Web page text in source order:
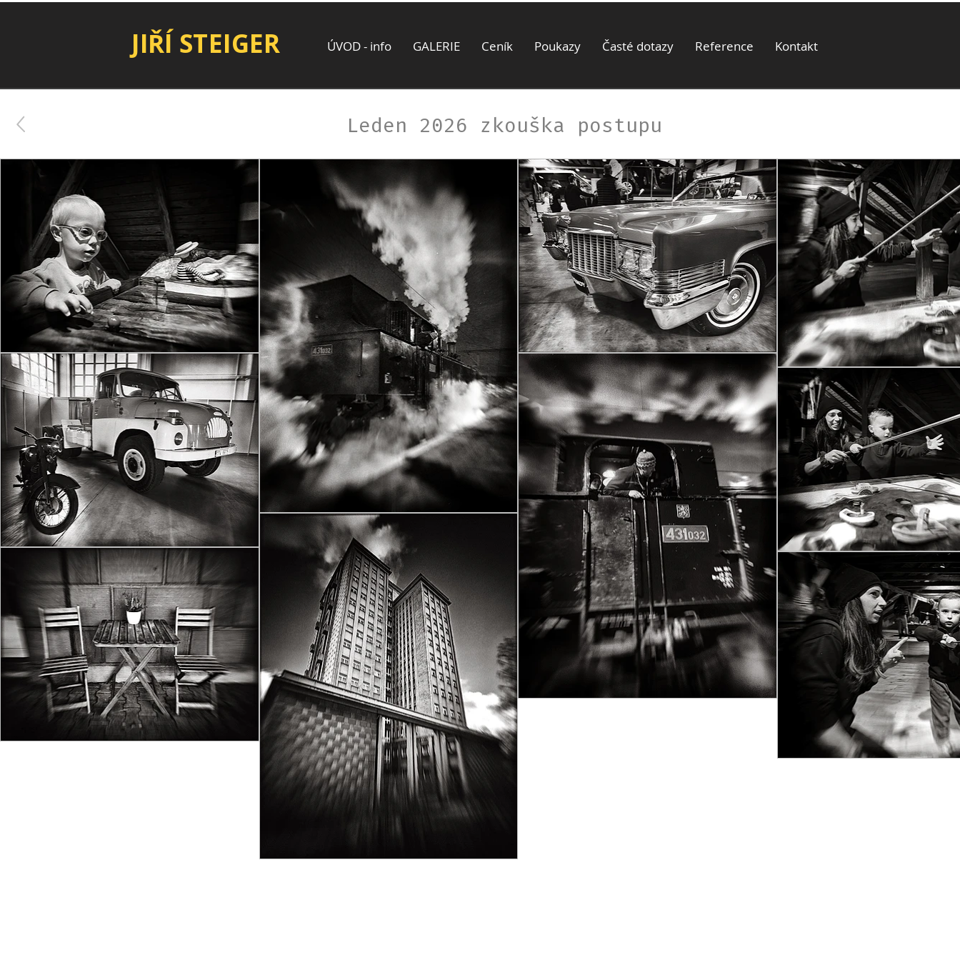
JIŘÍ STEIGER ÚVOD - info GALERIE Ceník Poukazy Časté dotazy Reference Kontakt
Leden 2026 zkouška postupu